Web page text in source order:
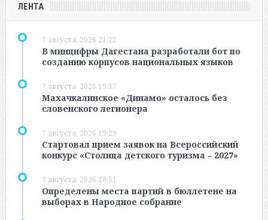
ЛЕНТА
7 августа, 2026 21:22
В минцифры Дагестана разработали бот по
созданию корпусов национальных языков
7 августа, 2026 19:37
Махачкалинское «Динамо» осталось без
словенского легионера
7 августа, 2026 19:29
Стартовал прием заявок на Всероссийский
конкурс «Столица детского туризма – 2027»
7 августа, 2026 18:51
Определены места партий в бюллетене на
выборах в Народное собрание